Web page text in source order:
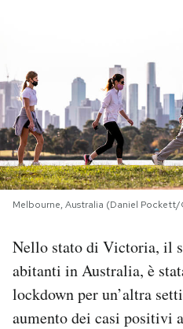
NEWSLETTER
I MIEI PREFERITI
SHOP
CALENDARIO
AREA PERSONALE
Melbourne, Australia (Daniel
Nello stato di Victoria, il
abitanti in Australia, è
lockdown per un’altra
aumento dei casi positivi